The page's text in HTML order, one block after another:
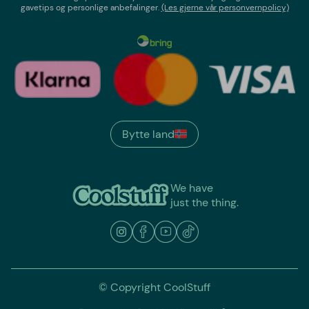
gavetips og personlige anbefalinger.(Les gjerne vår personvernpolicy)
We have
just the thing.
Bytte land
© Copyright CoolStuff